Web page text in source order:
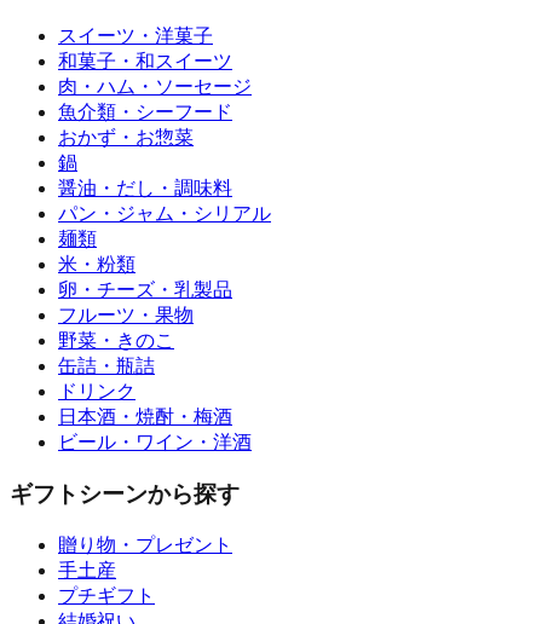
スイーツ・洋菓子
和菓子・和スイーツ
肉・ハム・ソーセージ
魚介類・シーフード
おかず・お惣菜
鍋
醤油・だし・調味料
パン・ジャム・シリアル
麺類
米・粉類
卵・チーズ・乳製品
フルーツ・果物
野菜・きのこ
缶詰・瓶詰
ドリンク
日本酒・焼酎・梅酒
ビール・ワイン・洋酒
ギフトシーンから探す
贈り物・プレゼント
手土産
プチギフト